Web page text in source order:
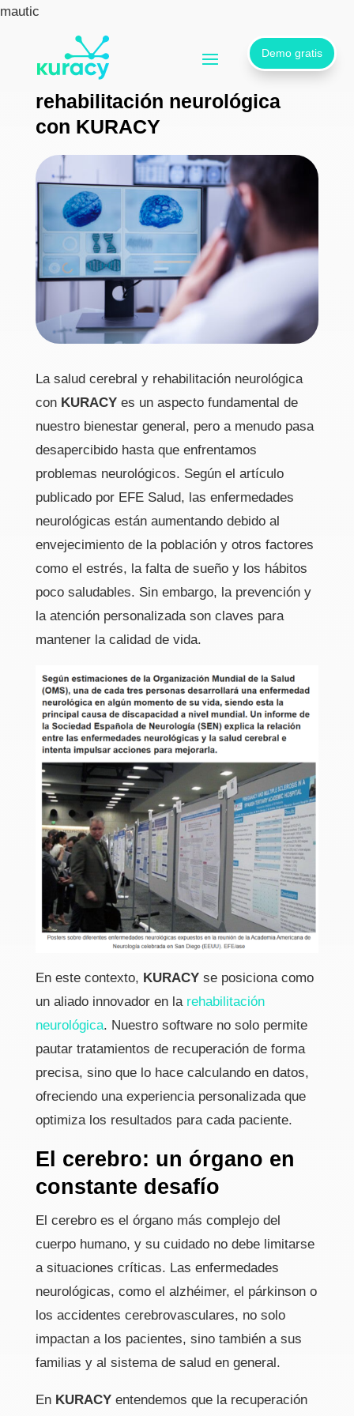
mautic
Demo gratis
Salud cerebral y
rehabilitación neurológica
con KURACY
La salud cerebral y rehabilitación neurológica
con KURACYes un aspecto fundamental de
nuestro bienestar general, pero a menudo pasa
desapercibido hasta que enfrentamos
problemas neurológicos. Según el artículo
publicado por EFE Salud, las enfermedades
neurológicas están aumentando debido al
envejecimiento de la población y otros factores
como el estrés, la falta de sueño y los hábitos
poco saludables. Sin embargo, la prevención y
la atención personalizada son claves para
mantener la calidad de vida.
En este contexto, KURACY se posiciona como
un aliado innovador en la rehabilitación
neurológica. Nuestro software no solo permite
pautar tratamientos de recuperación de forma
precisa, sino que lo hace calculando en datos,
ofreciendo una experiencia personalizada que
optimiza los resultados para cada paciente.
El cerebro: un órgano en
constante desafío
El cerebro es el órgano más complejo del
cuerpo humano, y su cuidado no debe limitarse
a situaciones críticas. Las enfermedades
neurológicas, como el alzhéimer, el párkinson o
los accidentes cerebrovasculares, no solo
impactan a los pacientes, sino también a sus
familias y al sistema de salud en general.
En KURACY entendemos que la recuperación